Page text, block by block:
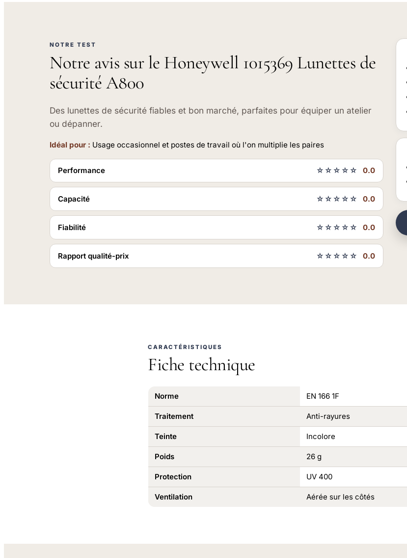
NOTRE TEST
Notre avis sur le Honeywell 1015369 Lunettes de
sécurité A800
Des lunettes de sécurité fiables et bon marché, parfaites pour équiper un atelier
ou dépanner.
Idéal pour : Usage occasionnel et postes de travail où l'on multiplie les paires
Performance ☆☆☆☆☆ 0.0
Capacité ☆☆☆☆☆ 0.0
Fiabilité ☆☆☆☆☆ 0.0
Rapport qualité-prix ☆☆☆☆☆ 0.0
CARACTÉRISTIQUES
Fiche technique
Norme EN 166 1F
Traitement Anti-rayures
Teinte Incolore
Poids 26 g
Protection UV 400
Ventilation Aérée sur les côtés